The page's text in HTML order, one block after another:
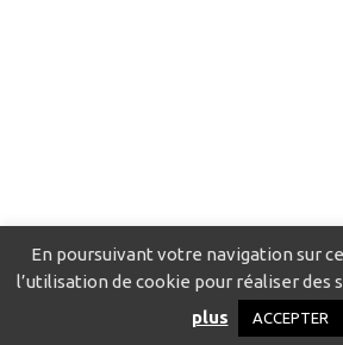
Catalogue pour localiser les fournisseurs
Politique de confidentialité
En poursuivant votre navigation sur
l’utilisation de cookie pour réaliser des
plus
ACCEPTER